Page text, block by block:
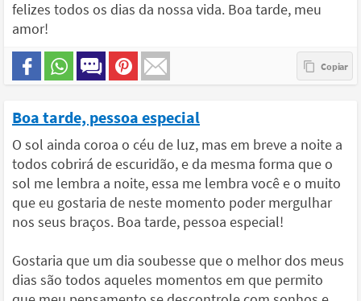
felizes todos os dias da nossa vida. Boa tarde, meu
amor!
Boa tarde, pessoa especial
O sol ainda coroa o céu de luz, mas em breve a noite a
todos cobrirá de escuridão, e da mesma forma que o
sol me lembra a noite, essa me lembra você e o muito
que eu gostaria de neste momento poder mergulhar
nos seus braços. Boa tarde, pessoa especial!
Gostaria que um dia soubesse que o melhor dos meus
dias são todos aqueles momentos em que permito